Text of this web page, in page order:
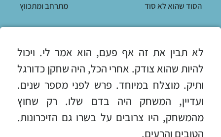
הסוד שהוא לא סוד מתרחב ומתכווץ
לא תבין את זה אף פעם, הוא אמר לי. ויכול
להיות שהוא צודק. אחרי הכל, היה שחקן כדורגל
ותיק. מוצלח במיוחד. פרש לפני מספר שנים.
ועדיין, המשחק היה בדם שלו. רק שחוץ
מהמשחק, היו צרובים על בשרו גם הזיכרונות.
הטובים והרעים.